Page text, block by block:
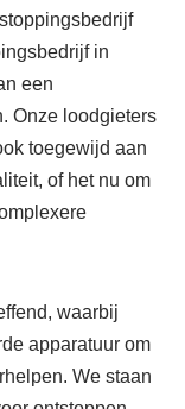
in
een
Onze loodgieters
toegewijd aan
of het nu om
waarbij
apparatuur om
We staan